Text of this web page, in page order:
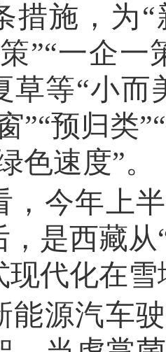
措施，为
”“一企
草等“小而
”“预归类
色速度”。
，今年上
，是西藏
现代化在
能源汽车